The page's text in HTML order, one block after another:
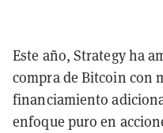
Este año, Strategy ha
compra de Bitcoin con
financiamiento
enfoque puro en